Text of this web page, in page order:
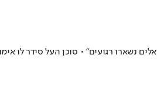
נשארו רגועים" • סוכן העל סידר לו